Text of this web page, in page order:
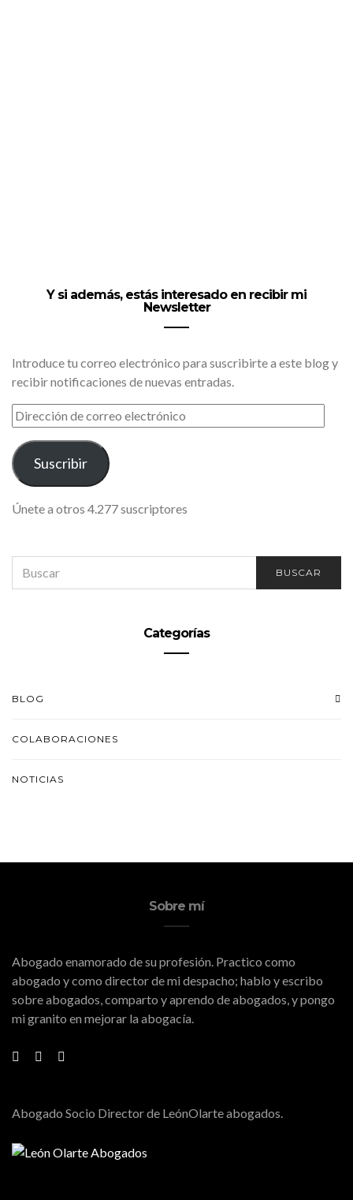
Y si además, estás interesado en recibir mi
Newsletter
Introduce tu correo electrónico para suscribirte a este blog y
recibir notificaciones de nuevas entradas.
DIRECCIÓN
DE
CORREO
ELECTRÓNICO
Suscribir
Únete a otros 4.277 suscriptores
FOR:
BUSCAR
Categorías
BLOG
COLABORACIONES
NOTICIAS
Sobre mí
Abogado enamorado de su profesión. Practico como
abogado y como director de mi despacho; hablo y escribo
sobre abogados, comparto y aprendo de abogados, y pongo
mi granito en mejorar la abogacía.
Abogado Socio Director de LeónOlarte abogados.